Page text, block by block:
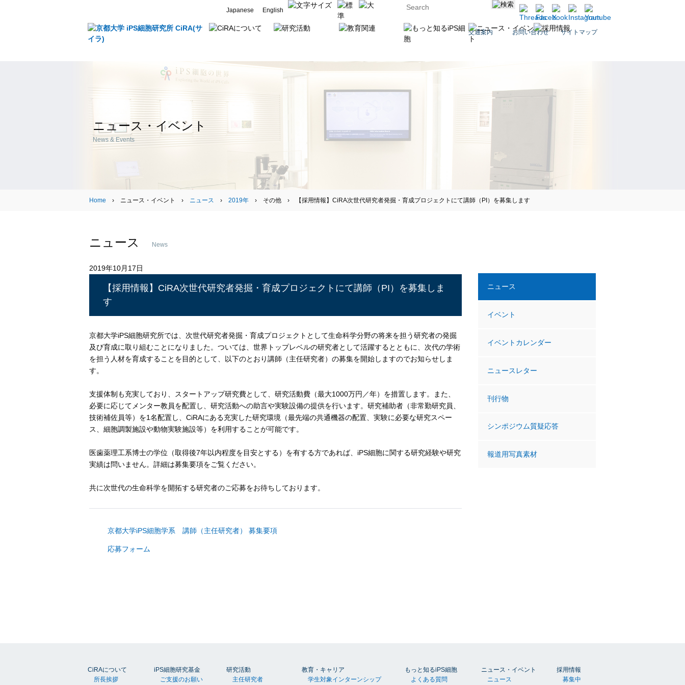
Japanese English
交通案内 お問い合わせ サイトマップ
ニュース・イベント
News & Events
Home › ニュース・イベント › ニュース › 2019年› その他 › 【採用情報】CiRA次世代研究者発掘・育成プロジェクトにて講師（PI）を募集します
ニュース News
2019年10月17日
【採用情報】CiRA次世代研究者発掘・育成プロジェクトにて講師（PI）を募集しま
す
京都大学iPS細胞研究所では、次世代研究者発掘・育成プロジェクトとして生命科学分野の将来を担う研究者の発掘
及び育成に取り組むことになりました。ついては、世界トップレベルの研究者として活躍するとともに、次代の学術
を担う人材を育成することを目的として、以下のとおり講師（主任研究者）の募集を開始しますのでお知らせしま
す。
支援体制も充実しており、スタートアップ研究費として、研究活動費（最大1000万円／年）を措置します。また、
必要に応じてメンター教員を配置し、研究活動への助言や実験設備の提供を行います。研究補助者（非常勤研究員、
技術補佐員等）を1名配置し、CiRAにある充実した研究環境（最先端の共通機器の配置、実験に必要な研究スペー
ス、細胞調製施設や動物実験施設等）を利用することが可能です。
医歯薬理工系博士の学位（取得後7年以内程度を目安とする）を有する方であれば、iPS細胞に関する研究経験や研究
実績は問いません。詳細は募集要項をご覧ください。
共に次世代の生命科学を開拓する研究者のご応募をお待ちしております。
京都大学iPS細胞学系 講師（主任研究者） 募集要項
応募フォーム
ニュース
イベント
イベントカレンダー
ニュースレター
刊行物
シンポジウム質疑応答
報道用写真素材
CiRAについて
所長挨拶
iPS細胞研究基金
ご支援のお願い
研究活動
主任研究者
教育・キャリア
学生対象インターンシップ
もっと知るiPS細胞
よくある質問
ニュース・イベント
ニュース
採用情報
募集中